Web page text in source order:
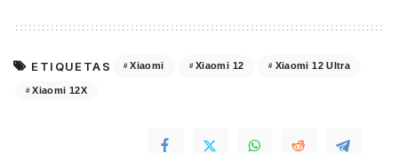
ETIQUETAS Xiaomi Xiaomi 12 Xiaomi 12 Ultra
Xiaomi 12X